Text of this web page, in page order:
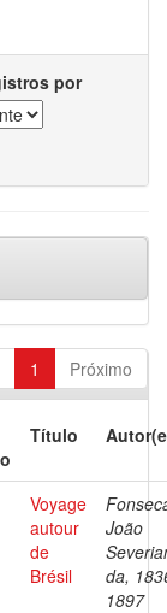
por
1 Próximo
Título
Voyage
autour
de
Brésil
João
da,
1897